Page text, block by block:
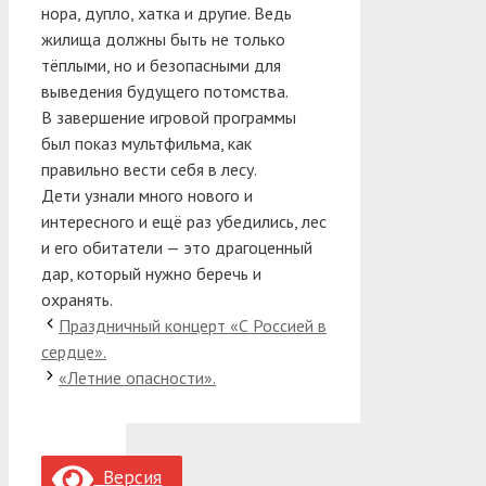
нора, дупло, хатка и другие. Ведь
жилища должны быть не только
тёплыми, но и безопасными для
выведения будущего потомства.
В завершение игровой программы
был показ мультфильма, как
правильно вести себя в лесу.
Дети узнали много нового и
интересного и ещё раз убедились, лес
и его обитатели — это драгоценный
дар, который нужно беречь и
охранять.
Праздничный концерт «С Россией в
сердце».
«Летние опасности».
Версия